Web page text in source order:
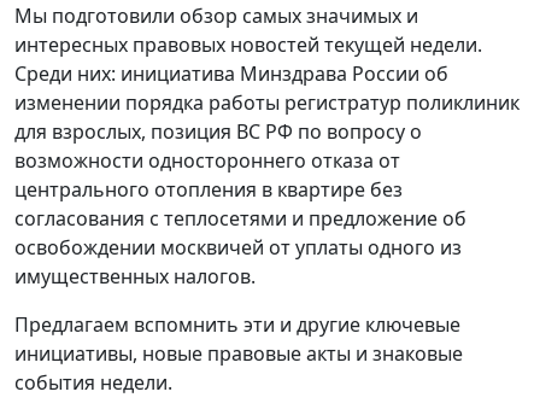
Мы подготовили обзор самых значимых и
интересных правовых новостей текущей недели.
Среди них: инициатива Минздрава России об
изменении порядка работы регистратур поликлиник
для взрослых, позиция ВС РФ по вопросу о
возможности одностороннего отказа от
центрального отопления в квартире без
согласования с теплосетями и предложение об
освобождении москвичей от уплаты одного из
имущественных налогов.
Предлагаем вспомнить эти и другие ключевые
инициативы, новые правовые акты и знаковые
события недели.